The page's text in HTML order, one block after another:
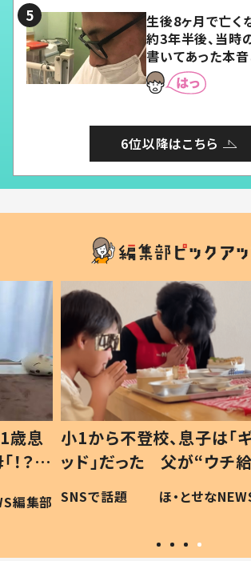
生後8ヶ月で亡く
約3年半後、当時
書いてあった本音
6位以降はこちら
歳息
？」
編集部
小1から不登校、息子は「
ッド」だった 父が“ウチ
作り続ける理由とは #令
#令和の子
SNSで話題 ほ・とせな